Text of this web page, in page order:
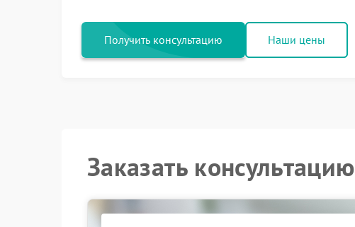
Получить консультацию Наши цены
Заказать консультацию